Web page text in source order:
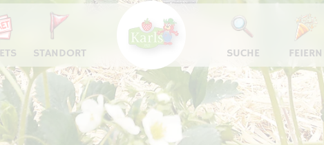
STANDORT SUCHE FEIERN